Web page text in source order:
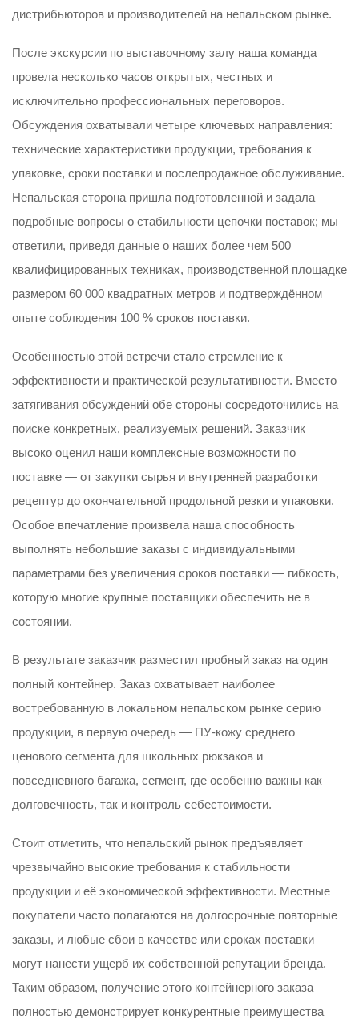
дистрибьюторов и производителей на непальском рынке.
После экскурсии по выставочному залу наша команда
провела несколько часов открытых, честных и
исключительно профессиональных переговоров.
Обсуждения охватывали четыре ключевых направления:
технические характеристики продукции, требования к
упаковке, сроки поставки и послепродажное обслуживание.
Непальская сторона пришла подготовленной и задала
подробные вопросы о стабильности цепочки поставок; мы
ответили, приведя данные о наших более чем 500
квалифицированных техниках, производственной площадке
размером 60 000 квадратных метров и подтверждённом
опыте соблюдения 100 % сроков поставки.
Особенностью этой встречи стало стремление к
эффективности и практической результативности. Вместо
затягивания обсуждений обе стороны сосредоточились на
поиске конкретных, реализуемых решений. Заказчик
высоко оценил наши комплексные возможности по
поставке — от закупки сырья и внутренней разработки
рецептур до окончательной продольной резки и упаковки.
Особое впечатление произвела наша способность
выполнять небольшие заказы с индивидуальными
параметрами без увеличения сроков поставки — гибкость,
которую многие крупные поставщики обеспечить не в
состоянии.
В результате заказчик разместил пробный заказ на один
полный контейнер. Заказ охватывает наиболее
востребованную в локальном непальском рынке серию
продукции, в первую очередь — ПУ-кожу среднего
ценового сегмента для школьных рюкзаков и
повседневного багажа, сегмент, где особенно важны как
долговечность, так и контроль себестоимости.
Стоит отметить, что непальский рынок предъявляет
чрезвычайно высокие требования к стабильности
продукции и её экономической эффективности. Местные
покупатели часто полагаются на долгосрочные повторные
заказы, и любые сбои в качестве или сроках поставки
могут нанести ущерб их собственной репутации бренда.
Таким образом, получение этого контейнерного заказа
полностью демонстрирует конкурентные преимущества